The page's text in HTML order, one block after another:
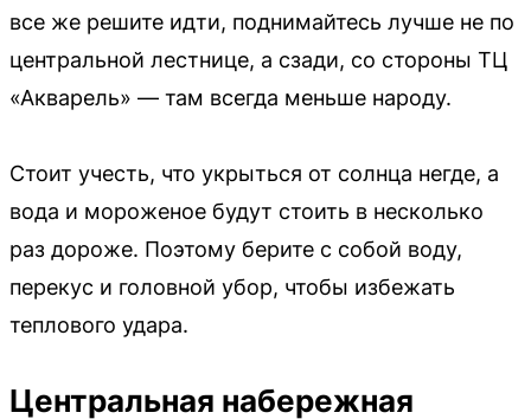
все же решите идти, поднимайтесь лучше не по
центральной лестнице, а сзади, со стороны ТЦ
«Акварель» — там всегда меньше народу.
Стоит учесть, что укрыться от солнца негде, а
вода и мороженое будут стоить в несколько
раз дороже. Поэтому берите с собой воду,
перекус и головной убор, чтобы избежать
теплового удара.
Центральная набережная